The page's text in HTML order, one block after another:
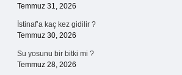
Temmuz 31, 2026
İstinaf’a kaç kez gidilir ?
Temmuz 30, 2026
Su yosunu bir bitki mi ?
Temmuz 28, 2026